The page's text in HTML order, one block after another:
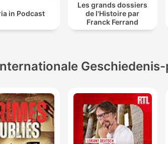
in Podcast
Les grands dossiers
de l'Histoire par
Franck Ferrand